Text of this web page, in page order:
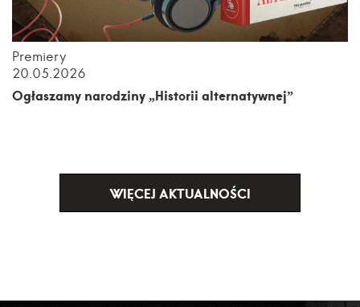
Premiery
20.05.2026
Ogłaszamy narodziny „Historii alternatywnej”
WIĘCEJ AKTUALNOŚCI